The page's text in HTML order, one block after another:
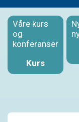
Våre kurs
og
konferanser
Kurs